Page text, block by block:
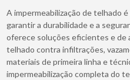
A impermeabilização de telhado
garantir a durabilidade e a
oferece soluções eficientes e de
telhado contra infiltrações,
materiais de primeira linha e
impermeabilização completa do